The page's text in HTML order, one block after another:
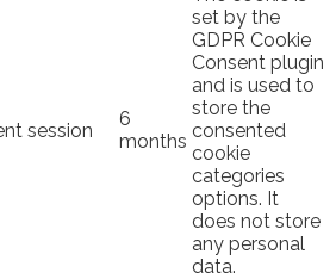
session
6
months
set by the
GDPR Cookie
Consent plugin
and is used to
store the
consented
cookie
categories
options. It
does not store
any personal
data.